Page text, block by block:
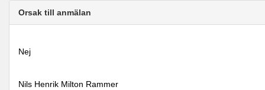
Orsak till anmälan
Nej
Nils Henrik Milton Rammer